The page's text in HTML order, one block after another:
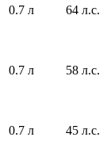
0.7 л 64 л.с.
0.7 л 58 л.с.
0.7 л 45 л.с.